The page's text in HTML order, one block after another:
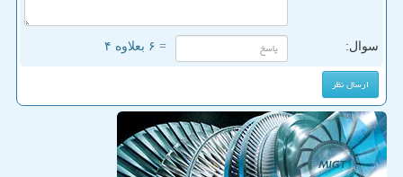
سوال: = ۶ بعلاوه ۴